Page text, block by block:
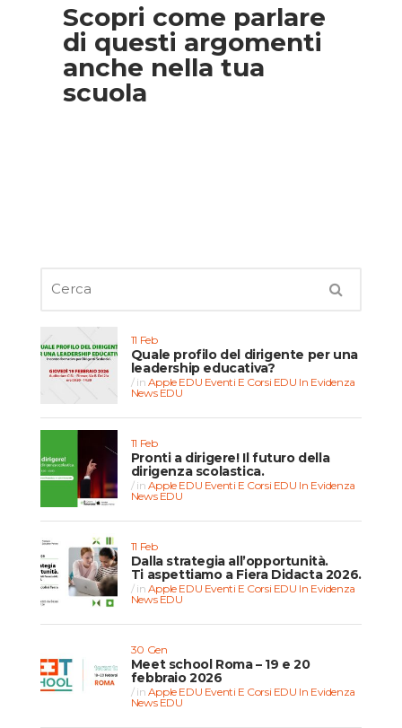
Scopri come parlare
di questi argomenti
anche nella tua
scuola
11 Feb
Quale profilo del dirigente per una
leadership educativa?
in Apple EDU Eventi E Corsi EDU In Evidenza
News EDU
11 Feb
Pronti a dirigere! Il futuro della
dirigenza scolastica.
in Apple EDU Eventi E Corsi EDU In Evidenza
News EDU
11 Feb
Dalla strategia all’opportunità.
Ti aspettiamo a Fiera Didacta 2026.
in Apple EDU Eventi E Corsi EDU In Evidenza
News EDU
30 Gen
Meet school Roma – 19 e 20
febbraio 2026
in Apple EDU Eventi E Corsi EDU In Evidenza
News EDU